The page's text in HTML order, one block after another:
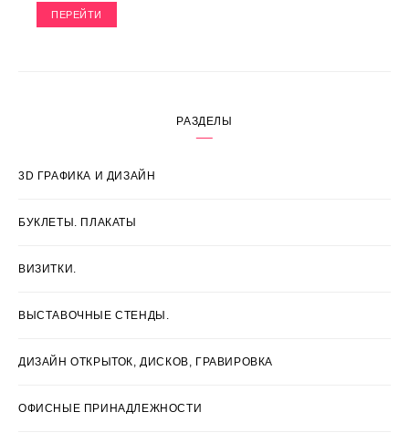
ПЕРЕЙТИ
РАЗДЕЛЫ
3D ГРАФИКА И ДИЗАЙН
БУКЛЕТЫ. ПЛАКАТЫ
ВИЗИТКИ.
ВЫСТАВОЧНЫЕ СТЕНДЫ.
ДИЗАЙН ОТКРЫТОК, ДИСКОВ, ГРАВИРОВКА
ОФИСНЫЕ ПРИНАДЛЕЖНОСТИ